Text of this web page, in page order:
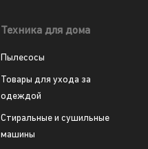
Техника для дома
Пылесосы
Товары для ухода за
одеждой
Стиральные и сушильные
машины